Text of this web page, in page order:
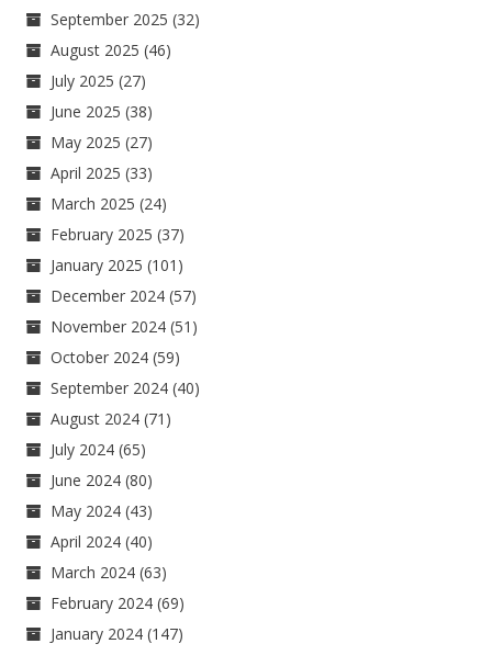
September 2025 (32)
August 2025 (46)
July 2025 (27)
June 2025 (38)
May 2025 (27)
April 2025 (33)
March 2025 (24)
February 2025 (37)
January 2025 (101)
December 2024 (57)
November 2024 (51)
October 2024 (59)
September 2024 (40)
August 2024 (71)
July 2024 (65)
June 2024 (80)
May 2024 (43)
April 2024 (40)
March 2024 (63)
February 2024 (69)
January 2024 (147)